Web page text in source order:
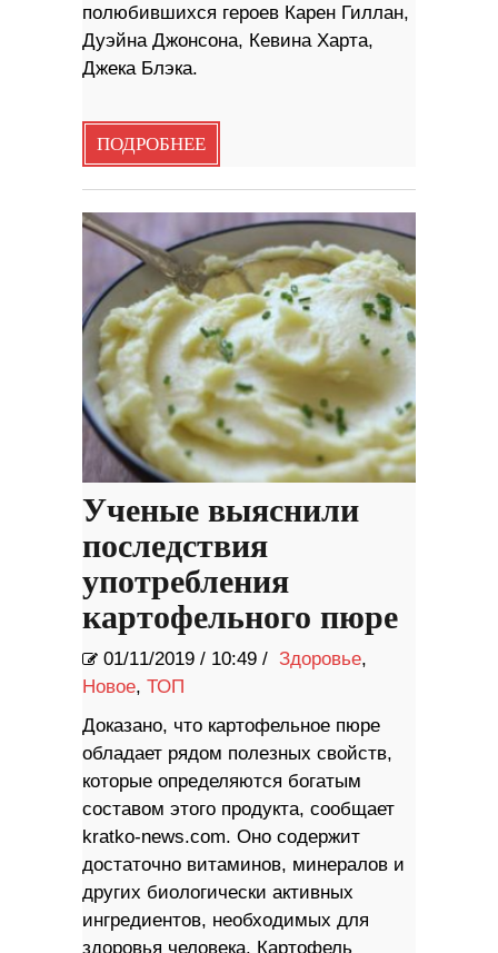
полюбившихся героев Карен Гиллан,
Дуэйна Джонсона, Кевина Харта,
Джека Блэка.
ПОДРОБНЕЕ
Ученые выяснили
последствия
употребления
картофельного пюре
01/11/2019 / 10:49 / Здоровье,
Новое, ТОП
Доказано, что картофельное пюре
обладает рядом полезных свойств,
которые определяются богатым
составом этого продукта, сообщает
kratko-news.com. Оно содержит
достаточно витаминов, минералов и
других биологически активных
ингредиентов, необходимых для
здоровья человека. Картофель